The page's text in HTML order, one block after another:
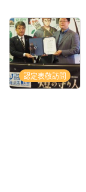
認定表敬訪問